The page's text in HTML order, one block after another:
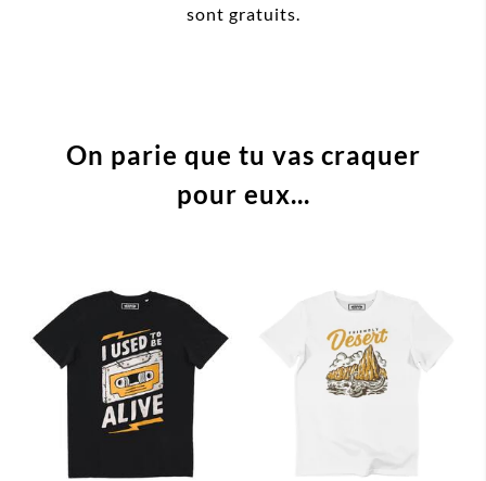
sont gratuits.
On parie que tu vas craquer
pour eux...